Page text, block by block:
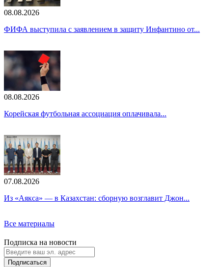
08.08.2026
ФИФА выступила с заявлением в защиту Инфантино от...
08.08.2026
Корейская футбольная ассоциация оплачивала...
07.08.2026
Из «Аякса» — в Казахстан: сборную возглавит Джон...
Все материалы
Подписка на новости
Подписаться